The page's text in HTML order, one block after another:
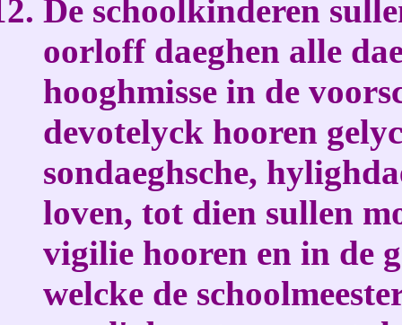
De schoolkinderen
oorloff daeghen alle
hooghmisse in de
devotelyck hooren
sondaeghsche,
loven, tot dien sullen
vigilie hooren en in de
welcke de